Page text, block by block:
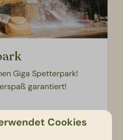
Giga Spetterpark!
garantiert!
Cookies